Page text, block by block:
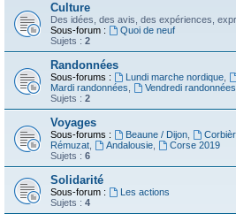
Culture
Des idées, des avis, des expériences,
Sous-forum :
Quoi de neuf
Sujets : 2
Randonnées
Sous-forums : Lundi marche nordique,
Mardi randonnées
Vendredi randonnées
Sujets : 2
Voyages
Sous-forums : Beaune / Dijon,
Rémuzat
Andalousie,
Corse 2019
Sujets : 6
Solidarité
Sous-forum :
Les actions
Sujets : 4